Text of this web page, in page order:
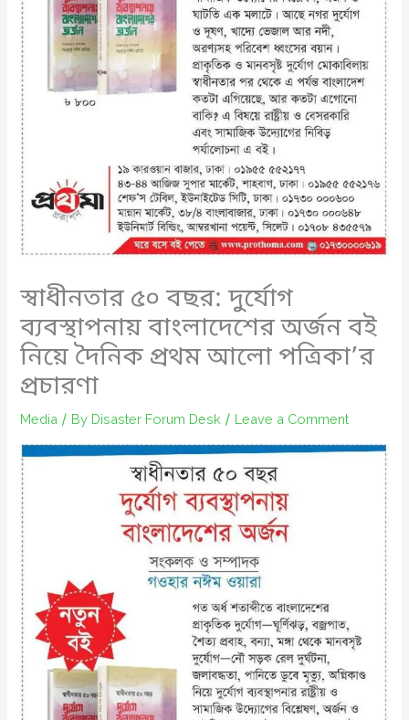
স্বাধীনতার ৫০ বছর: দুর্যোগ
ব্যবস্থাপনায় বাংলাদেশের অর্জন বই
নিয়ে দৈনিক প্রথম আলো পত্রিকা’র
প্রচারণা
Media / By Disaster Forum Desk / Leave a Comment